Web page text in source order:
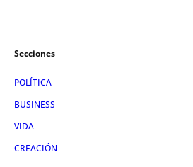
Secciones
POLÍTICA
BUSINESS
VIDA
CREACIÓN